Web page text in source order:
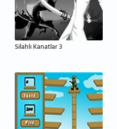
Silahlı Kanatlar 3